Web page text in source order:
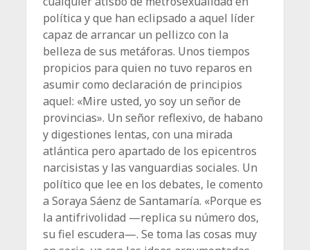
política y que han eclipsado a aquel líder
capaz de arrancar un pellizco con la
belleza de sus metáforas. Unos tiempos
propicios para quien no tuvo reparos en
asumir como declaración de principios
aquel: «Mire usted, yo soy un señor de
provincias». Un señor reflexivo, de habano
y digestiones lentas, con una mirada
atlántica pero apartado de los epicentros
narcisistas y las vanguardias sociales. Un
político que lee en los debates, le comento
a Soraya Sáenz de Santamaría. «Porque es
la antifrivolidad —replica su número dos,
su fiel escudera—. Se toma las cosas muy